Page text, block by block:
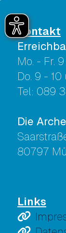
Kontakt
Mo. - Fr.
Do. 9 - 10
Tel: 089
Die
80797
Links